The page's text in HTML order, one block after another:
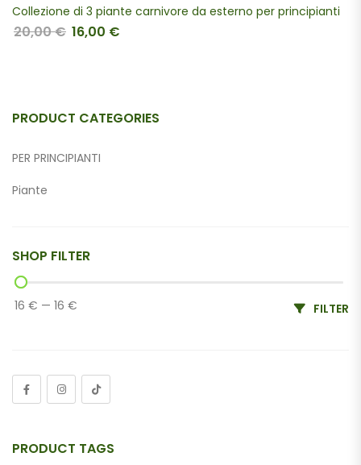
Collezione di 3 piante carnivore da esterno per principianti
20,00€ Original price was: 20,00 €.
16,00 €
PRODUCT CATEGORIES
PER PRINCIPIANTI
Piante
SHOP FILTER
16 € — 16 € FILTER
PRODUCT TAGS